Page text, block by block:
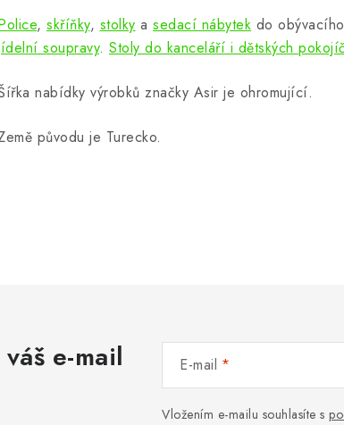
, skříňky, stolky a sedací nábytek do
soupravy. Stoly do kanceláří i dětských
nabídky výrobků značky Asir je ohromující.
původu je Turecko.
e-mail E-mail
Vložením e-mailu souhlasíte s